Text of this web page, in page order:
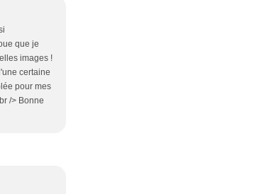
que je
images !
certaine
pour mes
/> Bonne